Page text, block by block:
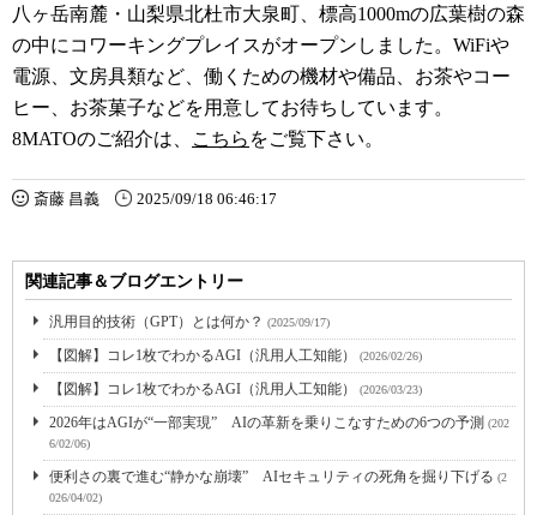
八ヶ岳南麓・山梨県北杜市大泉町、標高1000mの広葉樹の森
の中にコワーキングプレイスがオープンしました。WiFiや
電源、文房具類など、働くための機材や備品、お茶やコー
ヒー、お茶菓子などを用意してお待ちしています。
8MATOのご紹介は、
こちら をご覧下さい。
斎藤 昌義 2025/09/18 06:46:17
関連記事＆ブログエントリー
汎用目的技術（GPT）とは何か？ (2025/09/17)
【図解】コレ1枚でわかるAGI（汎用人工知能） (2026/02/26)
【図解】コレ1枚でわかるAGI（汎用人工知能） (2026/03/23)
2026年はAGIが“一部実現” AIの革新を乗りこなすための6つの予測 (202
6/02/06)
便利さの裏で進む“静かな崩壊” AIセキュリティの死角を掘り下げる (2
026/04/02)